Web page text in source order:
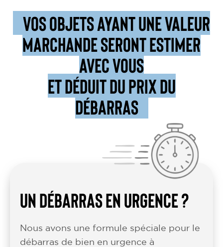
VOS OBJETS AYANT UNE VALEUR
MARCHANDE SERONT ESTIMER
AVEC VOUS
ET DÉDUIT DU PRIX DU
DÉBARRAS
UN DÉBARRAS EN URGENCE ?
Nous avons une formule spéciale pour le
débarras de bien en urgence à